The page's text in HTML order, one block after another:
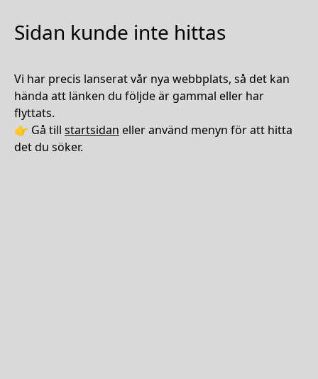
Sidan kunde inte hittas
Vi har precis lanserat vår nya webbplats, så det kan
hända att länken du följde är gammal eller har
flyttats.
👉 Gå till startsidan eller använd menyn för att hitta
det du söker.